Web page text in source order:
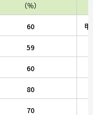
（％）
60
59
60
80
70